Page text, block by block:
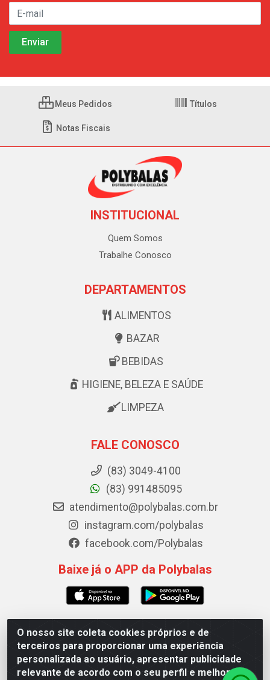
O nosso site coleta cookies próprios e de
terceiros para proporcionar uma experiência
personalizada ao usuário, apresentar publicidade
relevante de acordo com o seu perfil e melhorar a
Meus Pedidos Títulos
Notas Fiscais
INSTITUCIONAL
Quem Somos
Trabalhe Conosco
DEPARTAMENTOS
ALIMENTOS
BAZAR
BEBIDAS
HIGIENE, BELEZA E SAÚDE
LIMPEZA
FALE CONOSCO
(83) 3049-4100
(83) 991485095
atendimento@polybalas.com.br
instagram.com/polybalas
facebook.com/Polybalas
Baixe já o APP da Polybalas
Polybalas - Rua João Miguel de Souza, 173 Galpão B -
Ernesto Geisel, João Pessoa/PB - CEP 58.075-075 - CNPJ
00.909.327/0002-61